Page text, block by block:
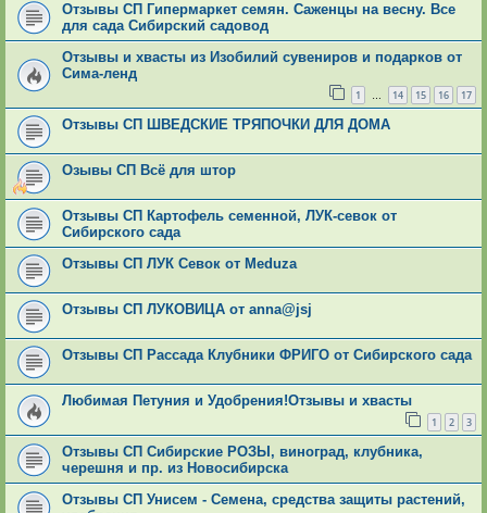
Отзывы СП Гипермаркет семян. Саженцы на весну. Все
для сада Сибирский садовод
Отзывы и хвасты из Изобилий сувениров и подарков от
Сима-ленд
1 … 14 15 16 17
Отзывы СП ШВЕДСКИЕ ТРЯПОЧКИ ДЛЯ ДОМА
Озывы СП Всё для штор
Отзывы СП Картофель семенной, ЛУК-севок от
Сибирского сада
Отзывы СП ЛУК Севок от Meduza
Отзывы СП ЛУКОВИЦА от anna@jsj
Отзывы СП Рассада Клубники ФРИГО от Сибирского сада
Любимая Петуния и Удобрения!Отзывы и хвасты
1 2 3
Отзывы СП Сибирские РОЗЫ, виноград, клубника,
черешня и пр. из Новосибирска
Отзывы СП Унисем - Семена, средства защиты растений,